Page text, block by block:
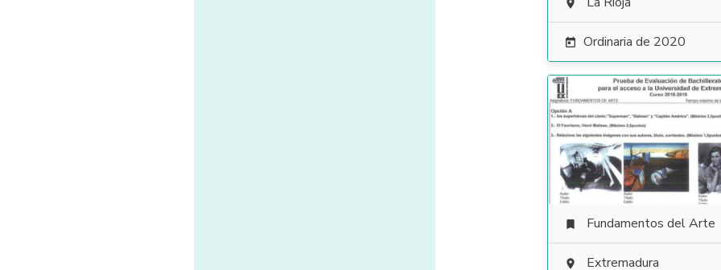

 Ordinaria de 2020
 Fundamentos del Arte
 Extremadura